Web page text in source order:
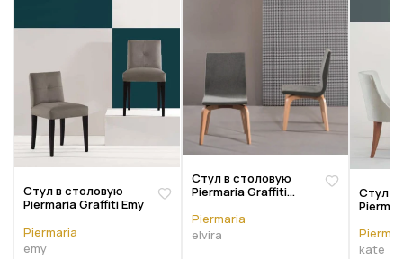
Стул в столовую
Piermaria Graffiti Emy
Piermaria
emy
Стул в столовую
Piermaria Graffiti
Piermaria
elvira
Стул в
kate